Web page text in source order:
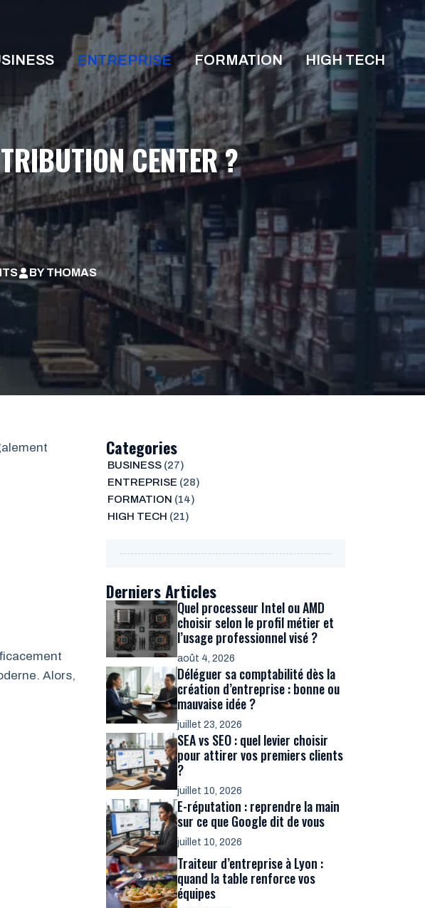
ENTREPRISE FORMATION HIGH TECH
CENTER ?
BYTHOMAS
Alors,
Categories
BUSINESS(27)
ENTREPRISE (28)
FORMATION (14)
HIGH TECH (21)
Derniers Articles
Quel processeur Intel ou AMD
choisir selon le profil métier et
l’usage professionnel visé ?
août 4, 2026
Déléguer sa comptabilité dès la
création d’entreprise : bonne ou
mauvaise idée ?
juillet 23, 2026
SEA vs SEO : quel levier choisir
pour attirer vos premiers clients
?
juillet 10, 2026
E-réputation : reprendre la main
sur ce que Google dit de vous
juillet 10, 2026
Traiteur d’entreprise à Lyon :
quand la table renforce vos
équipes